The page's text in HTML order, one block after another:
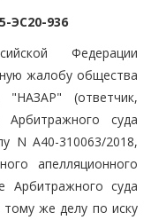
ЭС20-936
Федерации
жалобу общества
"НАЗАР" (ответчик,
суда
N А40-310063/2018,
апелляционного
Арбитражного суда
тому же делу по иску